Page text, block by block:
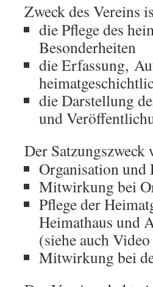
Zweck des Vereins
die Pflege des
Besonderheiten
die Erfassung,
die Darstellung
und
Der
Organisation
Mitwirkung bei
Pflege der
Heimathaus und
(siehe auch
Mitwirkung bei